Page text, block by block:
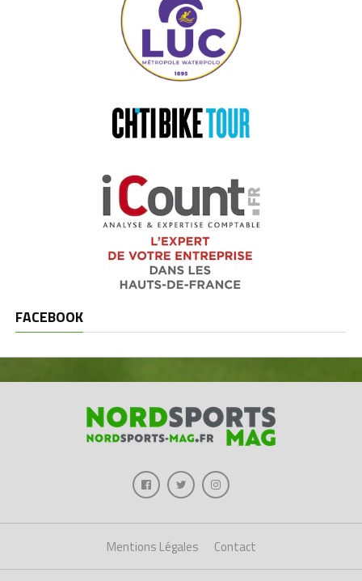
FACEBOOK
Mentions Légales Contact